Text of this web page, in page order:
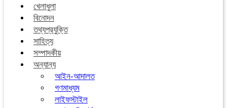
খেলাধুলা
বিনোদন
তথ্যপ্রযুক্তি
সাহিত্য
সম্পাদকীয়
অন্যান্য
আইন-আদালত
গণমাধ্যম
লাইফস্টাইল